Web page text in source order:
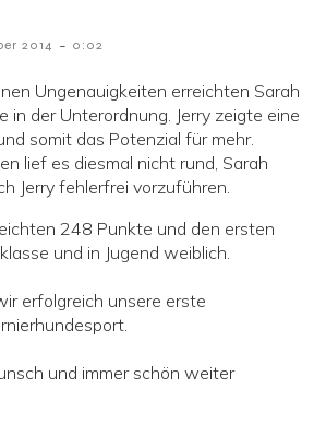
2014 - 0:02
Ungenauigkeiten erreichten Sarah
in der Unterordnung. Jerry zeigte eine
somit das Potenzial für mehr.
lief es diesmal nicht rund, Sarah
Jerry fehlerfrei vorzuführen.
248 Punkte und den ersten
und in Jugend weiblich.
erfolgreich unsere erste
und immer schön weiter